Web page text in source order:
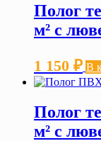
Полог
м² с
1 150 ₽ В
Полог
м² с